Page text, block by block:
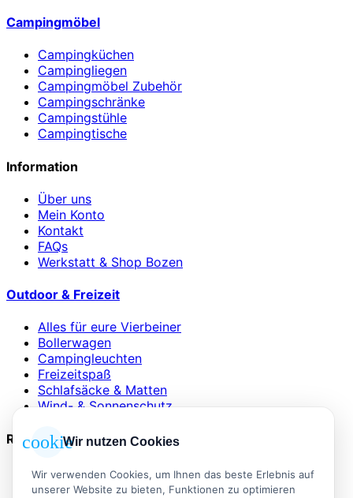
Campingmöbel
Campingküchen
Campingliegen
Campingmöbel Zubehör
Campingschränke
Campingstühle
Campingtische
Information
Über uns
Mein Konto
Kontakt
FAQs
Werkstatt & Shop Bozen
Outdoor & Freizeit
Alles für eure Vierbeiner
Bollerwagen
Campingleuchten
Freizeitspaß
Schlafsäcke & Matten
Wind- & Sonnenschutz
Rechtliches
AGB
Impressum
cookieWir nutzen Cookies
Wir verwenden Cookies, um Ihnen das beste Erlebnis auf
unserer Website zu bieten, Funktionen zu optimieren